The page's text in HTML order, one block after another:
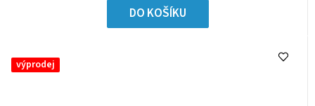
DO KOŠÍKU
výprodej